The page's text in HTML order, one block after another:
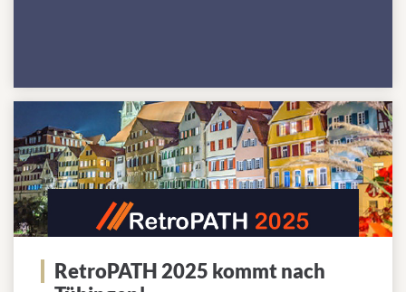
RetroPATH 2025 kommt nach